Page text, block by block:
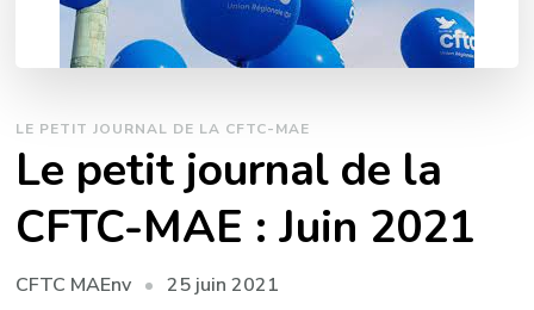
LE PETIT JOURNAL DE LA CFTC-MAE
Le petit journal de la
CFTC-MAE : Juin 2021
CFTC MAEnv 25 juin 2021